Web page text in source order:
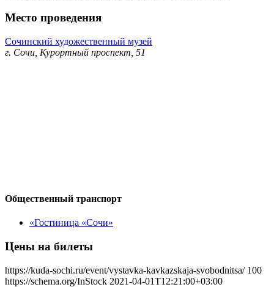
Место проведения
Сочинский художественный музей
г. Сочи, Курортный проспект, 51
Общественный транспорт
«Гостиница «Сочи»
Цены на билеты
https://kuda-sochi.ru/event/vystavka-kavkazskaja-svobodnitsa/ 100
https://schema.org/InStock 2021-04-01T12:21:00+03:00